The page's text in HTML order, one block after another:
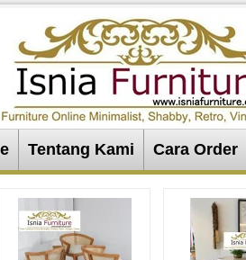
Tentang Kami Cara Order